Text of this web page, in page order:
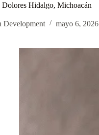
Dolores Hidalgo, Michoacán
mayo 6, 2026